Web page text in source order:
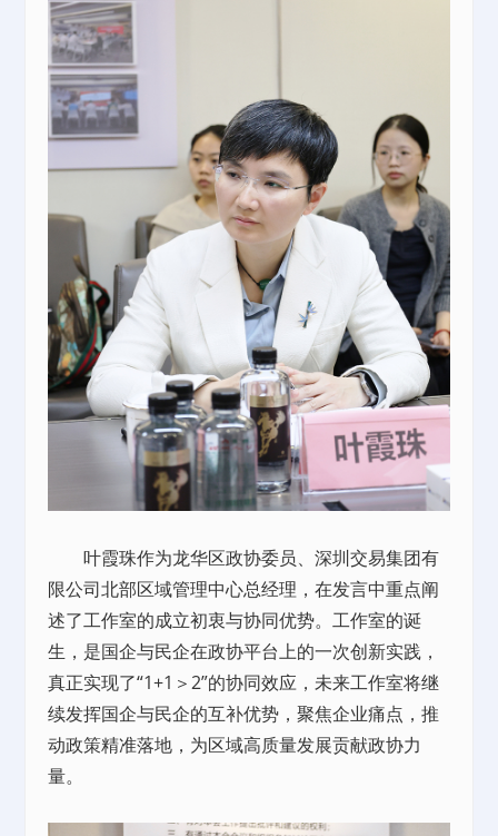
叶霞珠作为龙华区政协委员、深圳交易集团有
限公司北部区域管理中心总经理，在发言中重点阐
述了工作室的成立初衷与协同优势。工作室的诞
生，是国企与民企在政协平台上的一次创新实践，
真正实现了“1+1＞2”的协同效应，未来工作室将继
续发挥国企与民企的互补优势，聚焦企业痛点，推
动政策精准落地，为区域高质量发展贡献政协力
量。